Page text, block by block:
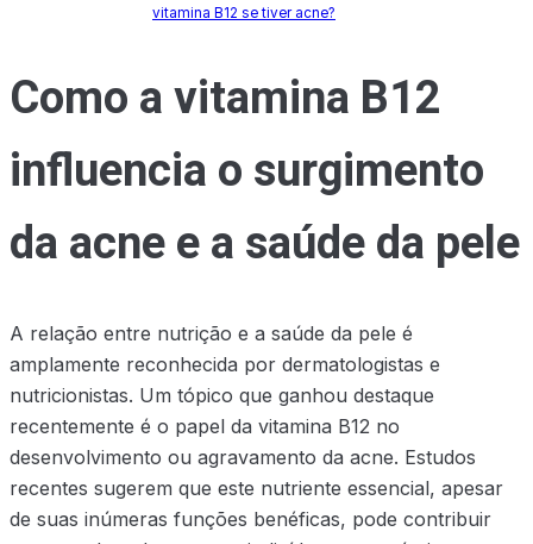
vitamina B12 se tiver acne?
Como a vitamina B12
influencia o surgimento
da acne e a saúde da pele
A relação entre nutrição e a saúde da pele é
amplamente reconhecida por dermatologistas e
nutricionistas. Um tópico que ganhou destaque
recentemente é o papel da vitamina B12 no
desenvolvimento ou agravamento da acne. Estudos
recentes sugerem que este nutriente essencial, apesar
de suas inúmeras funções benéficas, pode contribuir